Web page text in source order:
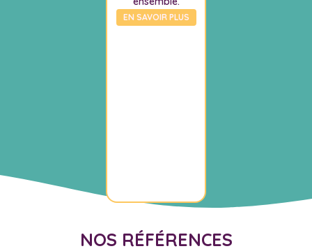
EN SAVOIR PLUS
NOS RÉFÉRENCES